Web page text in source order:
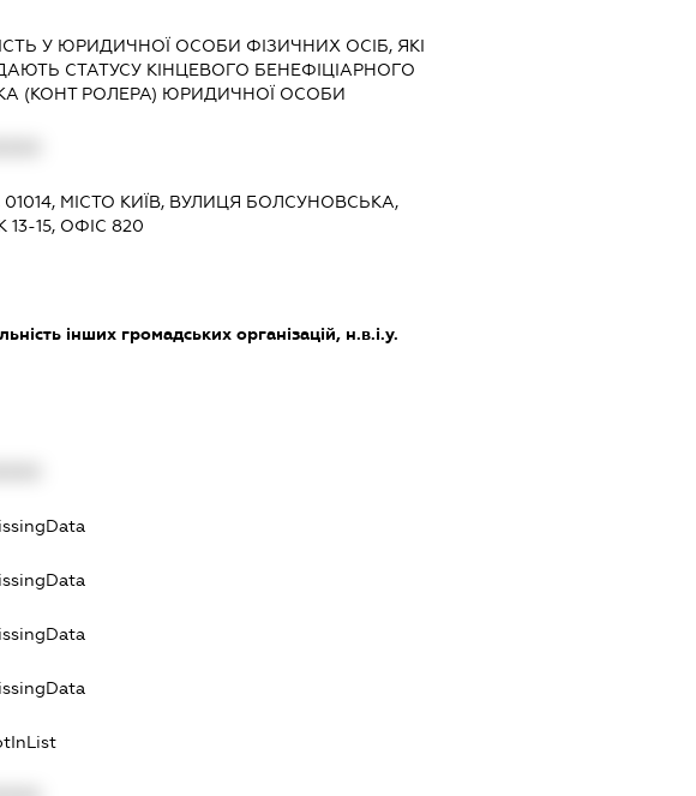
У ЮРИДИЧНОЇ ОСОБИ ФІЗИЧНИХ ОСІБ, ЯКІ
СТАТУСУ КІНЦЕВОГО БЕНЕФІЦІАРНОГО
(КОНТ РОЛЕРА) ЮРИДИЧНОЇ ОСОБИ
01014, МІСТО КИЇВ, ВУЛИЦЯ БОЛСУНОВСЬКА,
15, ОФІС 820
інших громадських організацій, н.в.і.у.